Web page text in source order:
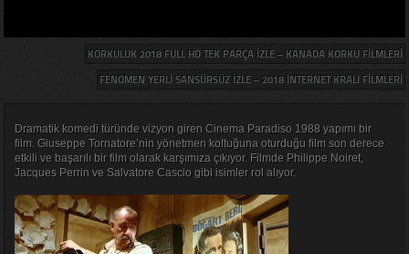
KORKULUK 2018 FULL HD TEK PARÇA IZLE – KANADA KORKU FILMLERI
FENOMEN YERLI SANSÜRSÜZ IZLE – 2018 İNTERNET KRALI FILMLERI
Dramatik komedi türünde vizyon giren Cinema Paradiso 1988 yapımı bir
film. Giuseppe Tornatore’nin yönetmen koltuğuna oturduğu film son derece
etkili ve başarılı bir film olarak karşımıza çıkıyor. Filmde Philippe Noiret,
Jacques Perrin ve Salvatore Cascio gibi isimler rol alıyor.